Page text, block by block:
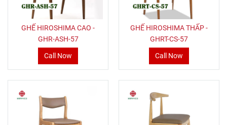
GHẾ HIROSHIMA CAO -
GHR-ASH-57
Call Now
GHẾ HIROSHIMA THẤP -
GHRT-CS-57
Call Now